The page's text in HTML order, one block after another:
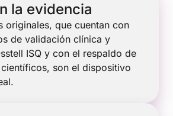
la evidencia
originales, que cuentan con
de validación clínica y
ISQ y con el respaldo de
son el dispositivo